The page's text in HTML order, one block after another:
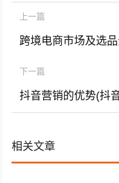
上一篇
下一篇
抖音营销的优势(抖
相关文章